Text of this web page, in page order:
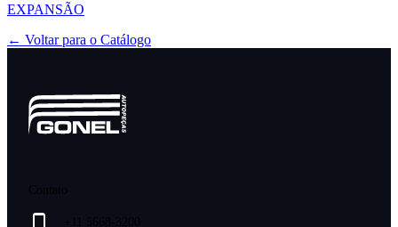
EXPANSÃO
← Voltar para o Catálogo